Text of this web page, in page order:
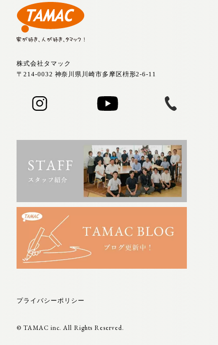
株式会社タマック
〒214-0032 神奈川県川崎市多摩区枡形2-6-11
プライバシーポリシー
© TAMAC inc. All Rights Reserved.